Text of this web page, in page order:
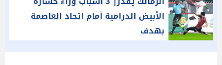
الأبيض الدرامية أمام اتحاد العاصمة
بهدف